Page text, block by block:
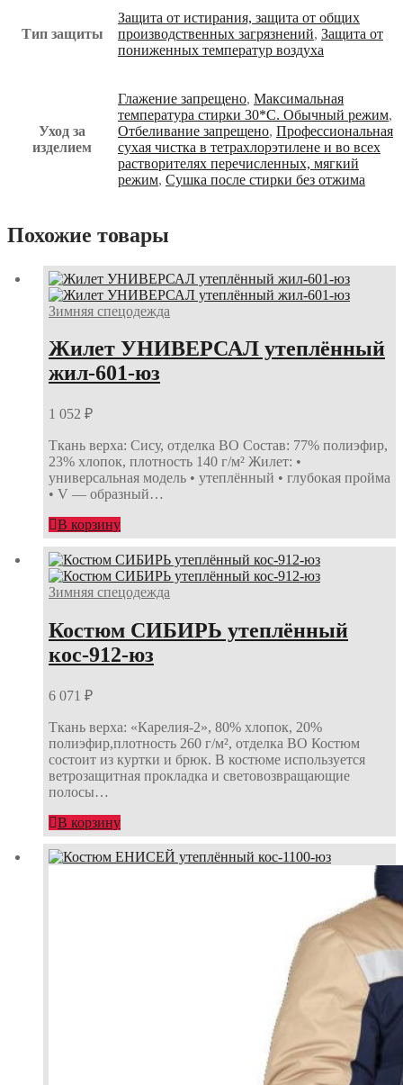
Тип защиты
Защита от истирания, защита от общих
производственных загрязнений, Защита от
пониженных температур воздуха
Уход за
изделием
Глажение запрещено, Максимальная
температура стирки 30*С. Обычный режим,
Отбеливание запрещено, Профессиональная
сухая чистка в тетрахлорэтилене и во всех
растворителях перечисленных, мягкий
режим, Сушка после стирки без отжима
Похожие товары
Зимняя спецодежда
Жилет УНИВЕРСАЛ утеплённый
жил-601-юз
1 052 ₽
Ткань верха: Сису, отделка ВО Состав: 77% полиэфир,
23% хлопок, плотность 140 г/м² Жилет: •
универсальная модель • утеплённый • глубокая пройма
• V — образный…
В корзину
Зимняя спецодежда
Костюм СИБИРЬ утеплённый
кос-912-юз
6 071 ₽
Ткань верха: «Карелия-2», 80% хлопок, 20%
полиэфир,плотность 260 г/м², отделка ВО Костюм
состоит из куртки и брюк. В костюме используется
ветрозащитная прокладка и световозвращающие
полосы…
В корзину